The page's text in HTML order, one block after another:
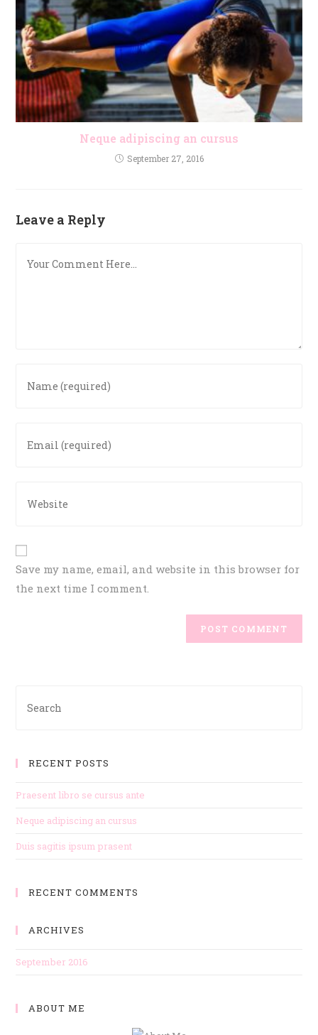
Neque adipiscing an cursus
September 27, 2016
Leave a Reply
Save my name, email, and website in this browser for
the next time I comment.
RECENT POSTS
Praesent libro se cursus ante
Neque adipiscing an cursus
Duis sagitis ipsum prasent
RECENT COMMENTS
ARCHIVES
September 2016
ABOUT ME